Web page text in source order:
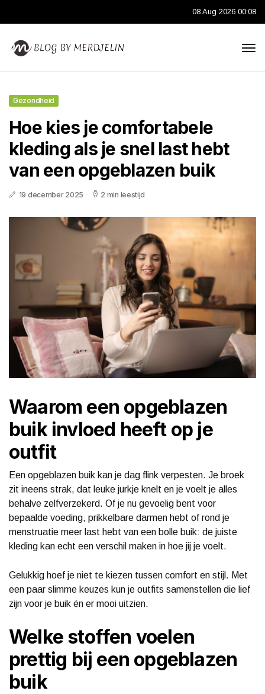
08 Aug 2026 00:08
Gezondheid
Hoe kies je comfortabele
kleding als je snel last hebt
van een opgeblazen buik
19 december 2025 2 min leestijd
Waarom een opgeblazen
buik invloed heeft op je
outfit
Een opgeblazen buik kan je dag flink verpesten. Je broek
zit ineens strak, dat leuke jurkje knelt en je voelt je alles
behalve zelfverzekerd. Of je nu gevoelig bent voor
bepaalde voeding, prikkelbare darmen hebt of rond je
menstruatie meer last hebt van een bolle buik: de juiste
kleding kan echt een verschil maken in hoe jij je voelt.
Gelukkig hoef je niet te kiezen tussen comfort en stijl. Met
een paar slimme keuzes kun je outfits samenstellen die lief
zijn voor je buik én er mooi uitzien.
Welke stoffen voelen
prettig bij een opgeblazen
buik